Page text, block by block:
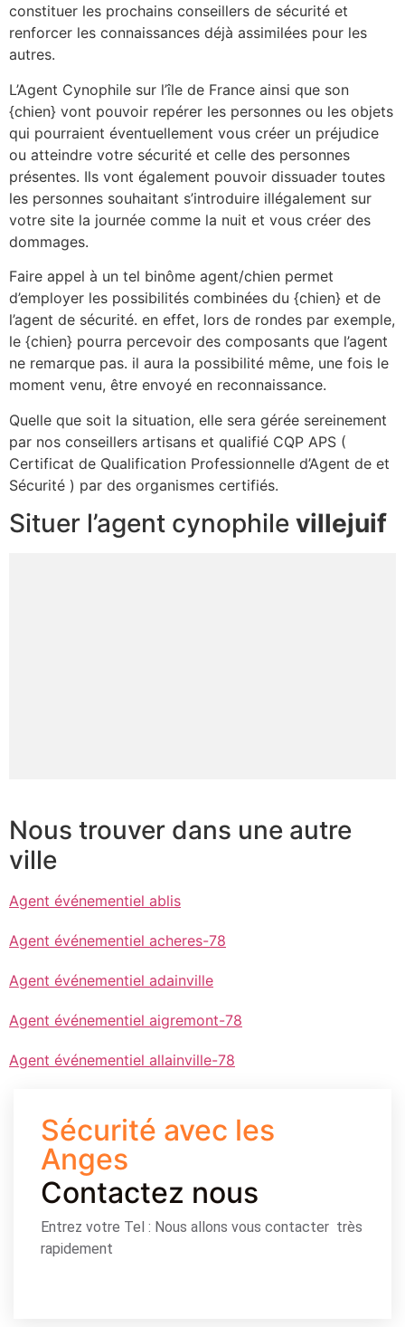
constituer les prochains conseillers de sécurité et
renforcer les connaissances déjà assimilées pour les
autres.
L’Agent Cynophile sur l’île de France ainsi que son
{chien} vont pouvoir repérer les personnes ou les objets
qui pourraient éventuellement vous créer un préjudice
ou atteindre votre sécurité et celle des personnes
présentes. Ils vont également pouvoir dissuader toutes
les personnes souhaitant s’introduire illégalement sur
votre site la journée comme la nuit et vous créer des
dommages.
Faire appel à un tel binôme agent/chien permet
d’employer les possibilités combinées du {chien} et de
l’agent de sécurité. en effet, lors de rondes par exemple,
le {chien} pourra percevoir des composants que l’agent
ne remarque pas. il aura la possibilité même, une fois le
moment venu, être envoyé en reconnaissance.
Quelle que soit la situation, elle sera gérée sereinement
par nos conseillers artisans et qualifié CQP APS (
Certificat de Qualification Professionnelle d’Agent de et
Sécurité ) par des organismes certifiés.
Situer l’agent cynophile villejuif
Nous trouver dans une autre
ville
Agent événementiel ablis
Agent événementiel acheres-78
Agent événementiel adainville
Agent événementiel aigremont-78
Agent événementiel allainville-78
Sécurité avec les
Anges
Contactez nous
Entrez votre Tel : Nous allons vous contacter très
rapidement